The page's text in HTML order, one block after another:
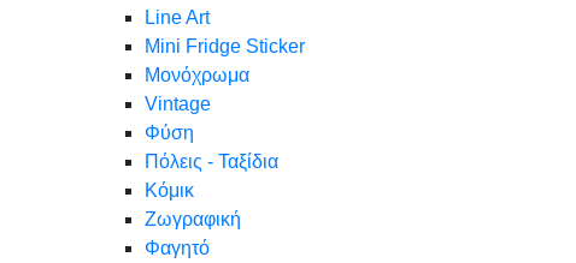
Line Art
Mini Fridge Sticker
Μονόχρωμα
Vintage
Φύση
Πόλεις - Ταξίδια
Κόμικ
Ζωγραφική
Φαγητό